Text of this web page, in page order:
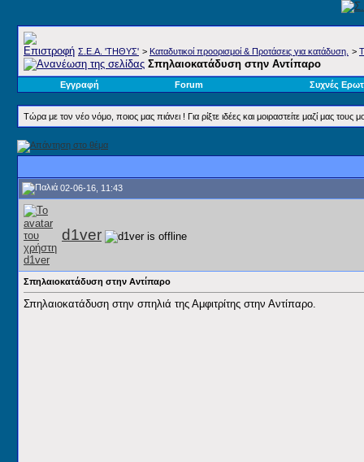
Σ.E.A. 'ΤΗΘΥΣ' > Καταδυτικοί προορισμοί & Προτάσεις για κατάδυση. >
Σπηλαιοκατάδυση στην Αντίπαρο
Εγγραφή Forum Συχνές
Τώρα με τον νέο νόμο, ποιος μας πιάνει ! Για ρίξτε ιδέες και μοιραστείτε μαζί μας
02-06-16, 11:43
d1ver
Σπηλαιοκατάδυση στην Αντίπαρο
Σπηλαιοκατάδυση στην σπηλιά της Αμφιτρίτης στην Αντίπαρο.